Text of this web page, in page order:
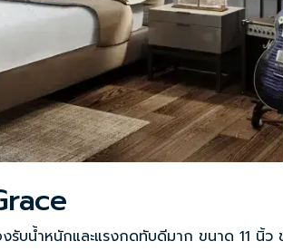
บน้ำหนักและแรงกดทับดีมาก ขนาด 11 นิ้